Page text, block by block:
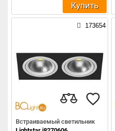
Купить
173654
Встраиваемый светильник